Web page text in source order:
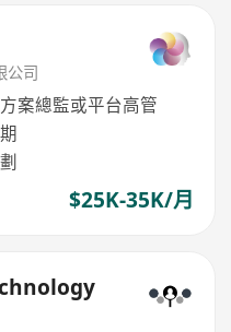
公司
案總監或平台高管
$25K-35K/月